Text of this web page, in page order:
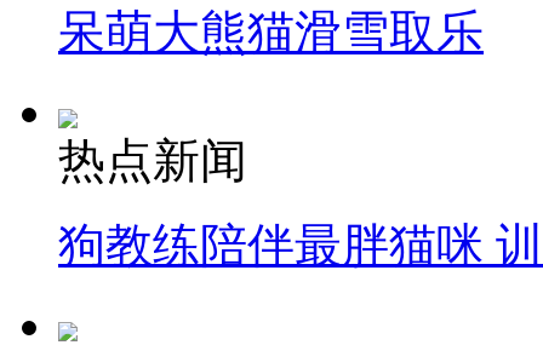
呆萌大熊猫滑雪取乐
热点新闻
狗教练陪伴最胖猫咪